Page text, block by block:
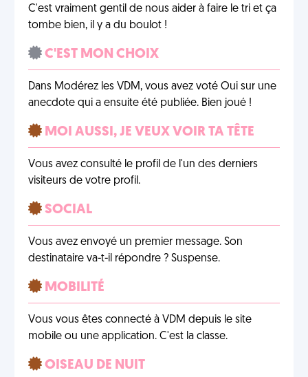
C'est vraiment gentil de nous aider à faire le tri et ça
tombe bien, il y a du boulot !
C'EST MON CHOIX
Dans Modérez les VDM, vous avez voté Oui sur une
anecdote qui a ensuite été publiée. Bien joué !
MOI AUSSI, JE VEUX VOIR TA TÊTE
Vous avez consulté le profil de l'un des derniers
visiteurs de votre profil.
SOCIAL
Vous avez envoyé un premier message. Son
destinataire va-t-il répondre ? Suspense.
MOBILITÉ
Vous vous êtes connecté à VDM depuis le site
mobile ou une application. C'est la classe.
OISEAU DE NUIT